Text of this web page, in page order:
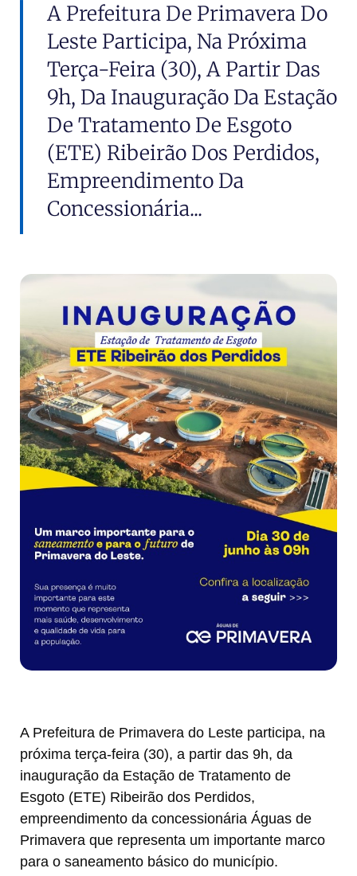
A Prefeitura De Primavera Do
Leste Participa, Na Próxima
Terça-Feira (30), A Partir Das
9h, Da Inauguração Da Estação
De Tratamento De Esgoto
(ETE) Ribeirão Dos Perdidos,
Empreendimento Da
Concessionária...
A Prefeitura de Primavera do Leste participa, na
próxima terça-feira (30), a partir das 9h, da
inauguração da Estação de Tratamento de
Esgoto (ETE) Ribeirão dos Perdidos,
empreendimento da concessionária Águas de
Primavera que representa um importante marco
para o saneamento básico do município.